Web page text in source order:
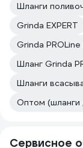
Шланги
Grinda EXPERT
Grinda PROLine
Шланг Grinda
Шланги
Оптом (шланги
Сервисное